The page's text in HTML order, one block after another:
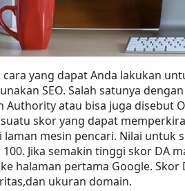
cara yang dapat Anda lakukan
SEO. Salah satunya
Authority atau bisa juga disebut
skor yang dapat
laman mesin pencari. Nilai untuk
100. Jika semakin tinggi skor DA
halaman pertama Google. Skor
ukuran domain.